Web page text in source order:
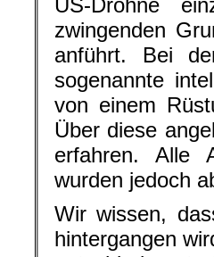
zwingenden
anführt. Bei
sogenannte
von einem
Über diese
erfahren. Alle
wurden jedoch
Wir wissen,
hintergangen